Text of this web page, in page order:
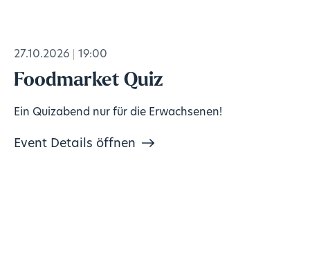
27.10.2026 19:00
Foodmarket Quiz
Ein Quizabend nur für die Erwachsenen!
Event Details öffnen